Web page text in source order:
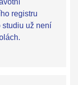
registru
studiu už není